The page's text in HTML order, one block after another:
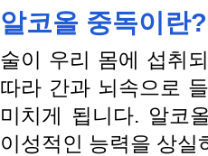
알코올 중독이란?
술이 우리 몸에 섭취
따라 간과 뇌속으로
미치게 됩니다. 알코
이성적인 능력을 상실